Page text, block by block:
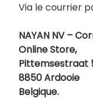
Via le courrier
NAYAN NV –
Online Store,
Pittemsestraat
8850 Ardooie
Belgique.